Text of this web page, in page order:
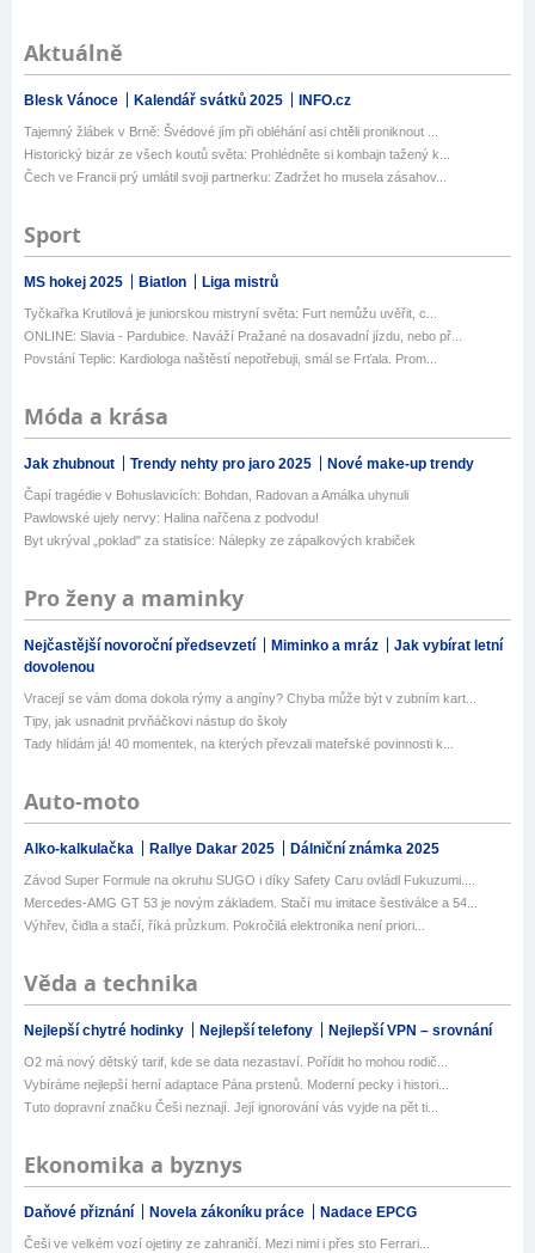
Aktuálně
Blesk Vánoce Kalendář svátků 2025 INFO.cz
Tajemný žlábek v Brně: Švédové jím při obléhání asi chtěli proniknout ...
Historický bizár ze všech koutů světa: Prohlédněte si kombajn tažený k...
Čech ve Francii prý umlátil svoji partnerku: Zadržet ho musela zásahov...
Sport
MS hokej 2025 Biatlon Liga mistrů
Tyčkařka Krutilová je juniorskou mistryní světa: Furt nemůžu uvěřit, c...
ONLINE: Slavia - Pardubice. Naváží Pražané na dosavadní jízdu, nebo př...
Povstání Teplic: Kardiologa naštěstí nepotřebuji, smál se Frťala. Prom...
Móda a krása
Jak zhubnout Trendy nehty pro jaro 2025 Nové make-up trendy
Čapí tragédie v Bohuslavicích: Bohdan, Radovan a Amálka uhynuli
Pawlowské ujely nervy: Halina nařčena z podvodu!
Byt ukrýval „poklad" za statisíce: Nálepky ze zápalkových krabiček
Pro ženy a maminky
Nejčastější novoroční předsevzetí Miminko a mráz
Jak vybírat letní
dovolenou
Vracejí se vám doma dokola rýmy a angíny? Chyba může být v zubním kart...
Tipy, jak usnadnit prvňáčkovi nástup do školy
Tady hlídám já! 40 momentek, na kterých převzali mateřské povinnosti k...
Auto-moto
Alko-kalkulačka Rallye Dakar 2025 Dálniční známka 2025
Závod Super Formule na okruhu SUGO i díky Safety Caru ovládl Fukuzumi....
Mercedes-AMG GT 53 je novým základem. Stačí mu imitace šestiválce a 54...
Výhřev, čidla a stačí, říká průzkum. Pokročilá elektronika není priori...
Věda a technika
Nejlepší chytré hodinky Nejlepší telefony Nejlepší VPN – srovnání
O2 má nový dětský tarif, kde se data nezastaví. Pořídit ho mohou rodič...
Vybíráme nejlepší herní adaptace Pána prstenů. Moderní pecky i histori...
Tuto dopravní značku Češi neznají. Její ignorování vás vyjde na pět ti...
Ekonomika a byznys
Daňové přiznání Novela zákoníku práce Nadace EPCG
Češi ve velkém vozí ojetiny ze zahraničí. Mezi nimi i přes sto Ferrari...